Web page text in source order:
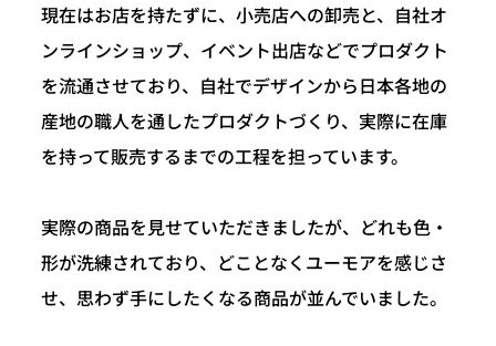
現在はお店を持たずに、小売店への卸売と、自社オ
ンラインショップ、イベント出店などでプロダクト
を流通させており、自社でデザインから日本各地の
産地の職人を通したプロダクトづくり、実際に在庫
を持って販売するまでの工程を担っています。
実際の商品を見せていただきましたが、どれも色・
形が洗練されており、どことなくユーモアを感じさ
せ、思わず手にしたくなる商品が並んでいました。